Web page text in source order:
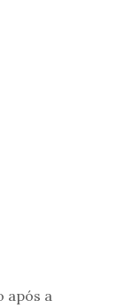
após a